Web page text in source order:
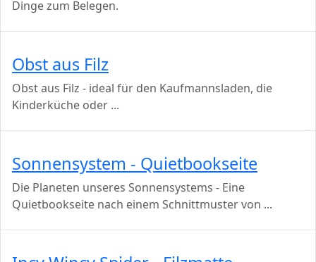
Dinge zum Belegen.
Obst aus Filz
Obst aus Filz - ideal für den Kaufmannsladen, die
Kinderküche oder ...
Sonnensystem - Quietbookseite
Die Planeten unseres Sonnensystems - Eine
Quietbookseite nach einem Schnittmuster von ...